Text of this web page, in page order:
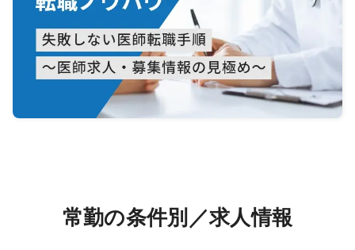
常勤の条件別／求人情報